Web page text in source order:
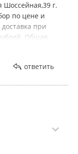
г.
по цене и
при
Общая
89
раз
На что мы
продаж).
течение
я
по времени
ответить